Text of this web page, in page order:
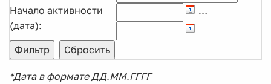
Начало активности
(дата):
…
*Дата в формате ДД.ММ.ГГГГ